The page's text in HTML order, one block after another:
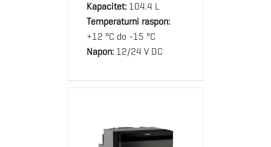
Kapacitet:104.4 L
Temperaturni raspon:
+12 °C do -15 °C
Napon:12/24 V DC